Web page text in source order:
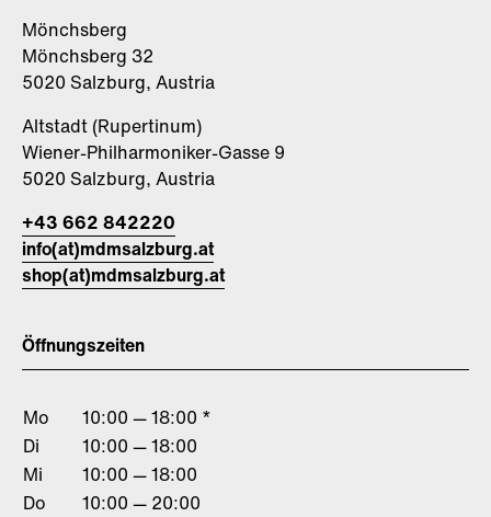
Mönchsberg
Mönchsberg 32
5020 Salzburg, Austria
Altstadt (Rupertinum)
Wiener-Philharmoniker-Gasse 9
5020 Salzburg, Austria
+43 662 842220
info(at)mdmsalzburg.at
shop(at)mdmsalzburg.at
Öffnungszeiten
Mo
10:00 — 18:00 *
Di
10:00 — 18:00
Mi
10:00 — 18:00
Do
10:00 — 20:00